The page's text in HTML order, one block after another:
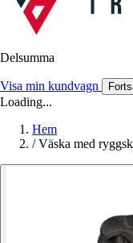
Delsumma
Visa min kundvagn
Loading...
Hem
/ Väska med